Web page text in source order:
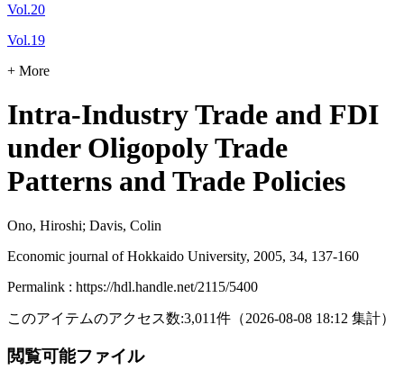
Vol.20
Vol.19
+ More
Intra-Industry Trade and FDI
under Oligopoly Trade
Patterns and Trade Policies
Ono, Hiroshi; Davis, Colin
Economic journal of Hokkaido University, 2005, 34, 137-160
Permalink : https://hdl.handle.net/2115/5400
このアイテムのアクセス数:3,011件 （2026-08-08 18:12 集計）
閲覧可能ファイル